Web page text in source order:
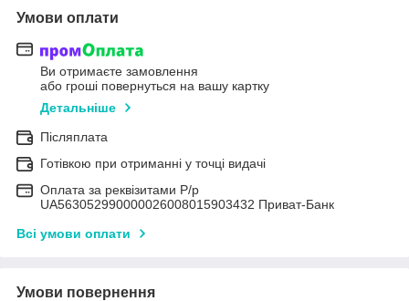
Умови оплати
Ви отримаєте замовлення
або гроші повернуться на вашу картку
Детальніше
Післяплата
Готівкою при отриманні у точці видачі
Оплата за реквізитами Р/р
UA563052990000026008015903432 Приват-Банк
Всі умови оплати
Умови повернення